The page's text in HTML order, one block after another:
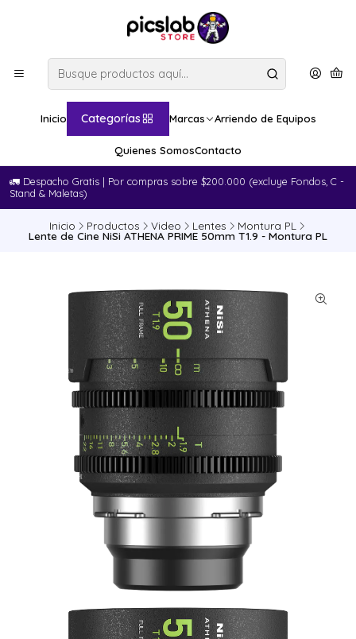
Inicio Categorías Marcas Arriendo de Equipos
Quienes SomosContacto
🚛​ Despacho Gratis | Por compras sobre $200.000 (excluye Fondos, C -
Stand & Maletas)
Inicio Productos Video Lentes Montura PL
Lente de Cine NiSi ATHENA PRIME 50mm T1.9 - Montura PL